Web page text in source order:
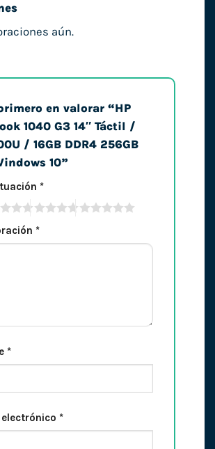
aún.
en valorar “HP
1040 G3 14″ Táctil /
/ 16GB DDR4 256GB
10”
*
*
*
*